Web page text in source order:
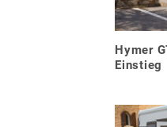
Hymer
Einstieg